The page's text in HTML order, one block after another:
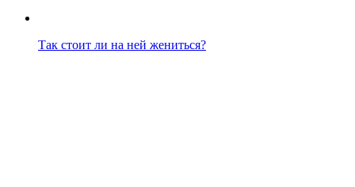
Так стоит ли на ней жениться?